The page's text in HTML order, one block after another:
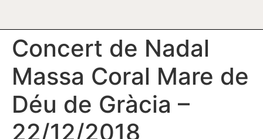
Concert de Nadal
Massa Coral Mare de
Déu de Gràcia –
22/12/2018